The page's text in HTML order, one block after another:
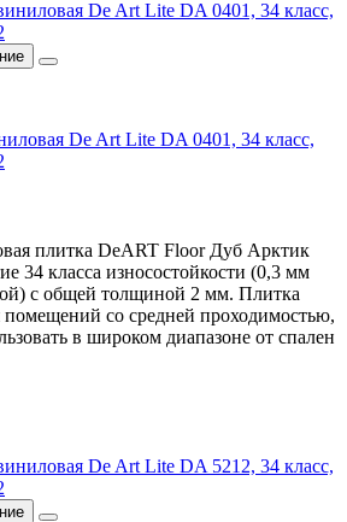
De Art Lite DA 0401, 34 класс,
плитка DeART Floor Дуб Арктик
34 класса износостойкости (0,3 мм
с общей толщиной 2 мм. Плитка
помещений со средней проходимостью,
в широком диапазоне от спален